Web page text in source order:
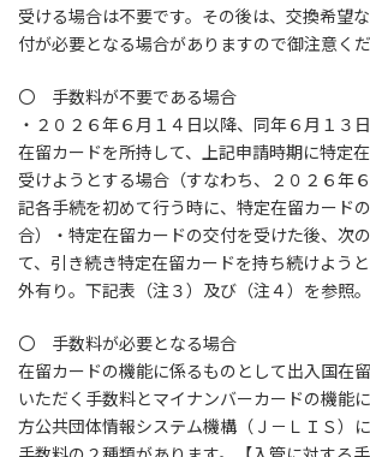
受ける場合は不要です。その後は、交換希望
付が必要となる場合がありますので御注意くだ
〇 手数料が不要である場合
・２０２６年６月１４日以降、同年６月１３
在留カードを所持して、上記申請時期に特定
受けようとする場合（すなわち、２０２６年
記各手続を初めて行う時に、特定在留カード
合）・特定在留カードの交付を受けた後、次
て、引き続き特定在留カードを持ち続けよう
外有り。下記表（注３）及び（注４）を参照。
〇 手数料が必要となる場合
在留カードの機能に係るものとして出入国在
いただく手数料とマイナンバーカードの機能
方公共団体情報システム機構（Ｊ－ＬＩＳ）